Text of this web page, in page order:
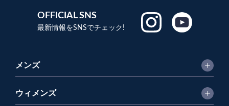
OFFICIAL SNS
最新情報をSNSでチェック!
メンズ
ウィメンズ